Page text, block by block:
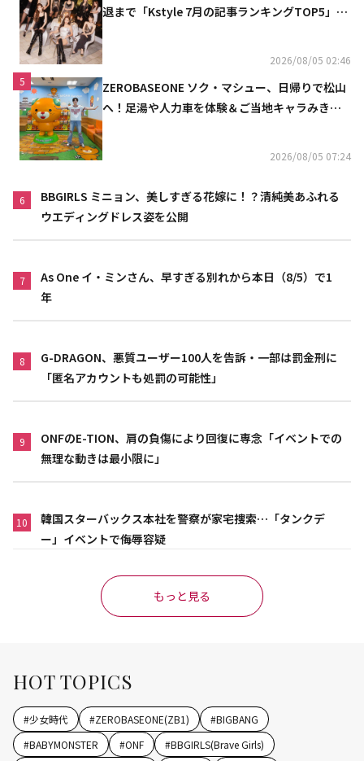
退まで「Kstyle 7月の記事ランキングTOP5」を
2026/08/05 02:46
5
ZEROBASEONE ソク・マシュー、日帰りで松山
へ！足湯や人力車を体験＆ご当地キャラみきゃ
2026/08/05 07:24
6
BBGIRLS ミニョン、美しすぎる花嫁に！？清純美あふれる
ウエディングドレス姿を公開
7
As One イ・ミンさん、早すぎる別れから本日（8/5）で1
年
8
G-DRAGON、悪質ユーザー100人を告訴・一部は罰金刑に
「匿名アカウントも処罰の可能性」
9
ONFのE-TION、肩の負傷により回復に専念「イベントでの
無理な動きは最小限に」
10
韓国スターバックス本社を警察が家宅捜索…「タンクデ
ー」イベントで侮辱容疑
もっと見る
HOT TOPICS
#少女時代 #ZEROBASEONE(ZB1) #BIGBANG
#BABYMONSTER #ONF #BBGIRLS(Brave Girls)